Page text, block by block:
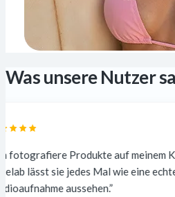
Was unsere Nutzer
auf meinem Küchentisch.
wie eine echte